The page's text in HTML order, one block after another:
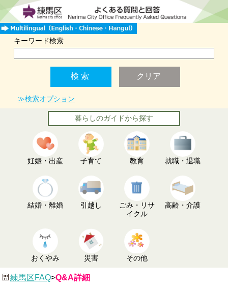
キーワード検索
≫検索オプション
暮らしのガイドから探す
妊娠・出産 子育て 教育 就職・退職
結婚・離婚 引越し
ごみ・リサ
イクル
高齢・介護
おくやみ 災害 その他
練馬区FAQ>Q&A詳細